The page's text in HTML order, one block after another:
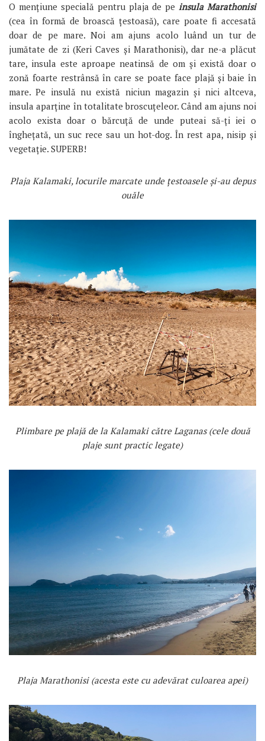
O mențiune specială pentru plaja de peinsula Marathonisi
(cea în formă de broască țestoasă), care poate fi accesată
doar de pe mare. Noi am ajuns acolo luând un tur de
jumătate de zi (Keri Caves și Marathonisi), dar ne-a plăcut
tare, insula este aproape neatinsă de om și există doar o
zonă foarte restrânsă în care se poate face plajă și baie în
mare. Pe insulă nu există niciun magazin și nici altceva,
insula aparține în totalitate broscuțeleor. Când am ajuns noi
acolo exista doar o bărcuță de unde puteai să-ți iei o
înghețată, un suc rece sau un hot-dog. În rest apa, nisip și
vegetație. SUPERB!
Plaja Kalamaki, locurile marcate unde țestoasele și-au depus
ouăle
Plimbare pe plajă de la Kalamaki către Laganas (cele două
plaje sunt practic legate)
Plaja Marathonisi (acesta este cu adevărat culoarea apei)